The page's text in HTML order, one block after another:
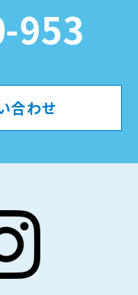
953
合わせ